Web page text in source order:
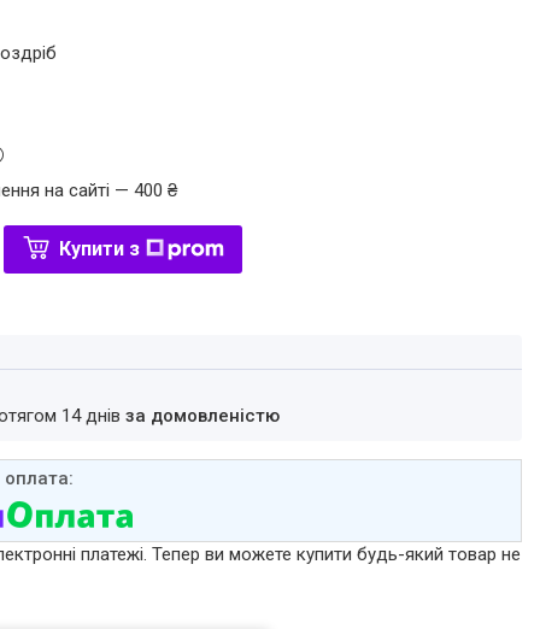
на сайті — 400 ₴
Купити з
14 днівза домовленістю
платежі. Тепер ви можете купити будь-який товар не